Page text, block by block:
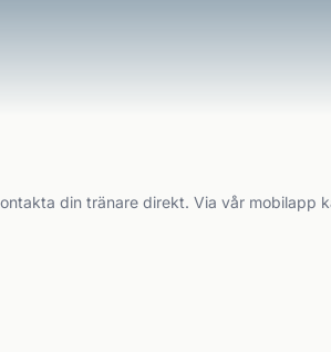
din tränare direkt. Via vår mobilapp